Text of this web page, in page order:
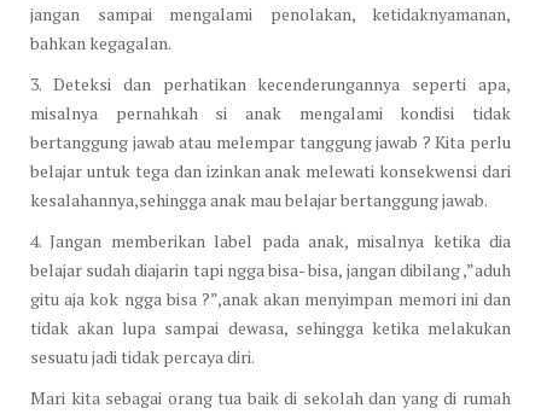
jangan sampai mengalami penolakan, ketidaknyamanan,
bahkan kegagalan.
3. Deteksi dan perhatikan kecenderungannya seperti apa,
misalnya pernahkah si anak mengalami kondisi tidak
bertanggung jawab atau melempar tanggung jawab ? Kita perlu
belajar untuk tega dan izinkan anak melewati konsekwensi dari
kesalahannya,sehingga anak mau belajar bertanggung jawab.
4. Jangan memberikan label pada anak, misalnya ketika dia
belajar sudah diajarin tapi ngga bisa- bisa, jangan dibilang ,”aduh
gitu aja kok ngga bisa ?”,anak akan menyimpan memori ini dan
tidak akan lupa sampai dewasa, sehingga ketika melakukan
sesuatu jadi tidak percaya diri.
Mari kita sebagai orang tua baik di sekolah dan yang di rumah